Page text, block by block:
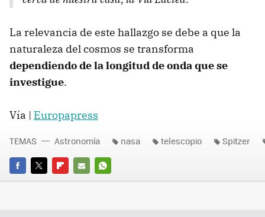
La relevancia de este hallazgo se debe a que la
naturaleza del cosmos se transforma
dependiendo de la longitud de onda que se
investigue.
Vía | Europapress
FACEBOOK
TWITTERFLIPBOARD
E-
WHATSAPP
TEMAS Astronomía nasa telescopio Spitzer